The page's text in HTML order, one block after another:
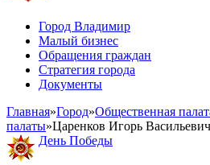
Город Владимир
Малый бизнес
Обращения граждан
Стратегия города
Документы
Главная»Город»Общественная
палаты»Царенков Игорь Васильевич
День Победы